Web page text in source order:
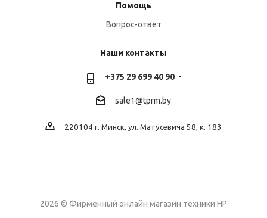
Помощь
Вопрос-ответ
Наши контакты
+375 29 699 40 90
sale1@tprm.by
220104 г. Минск, ул. Матусевича 58, к. 183
2026 © Фирменный онлайн магазин техники HP